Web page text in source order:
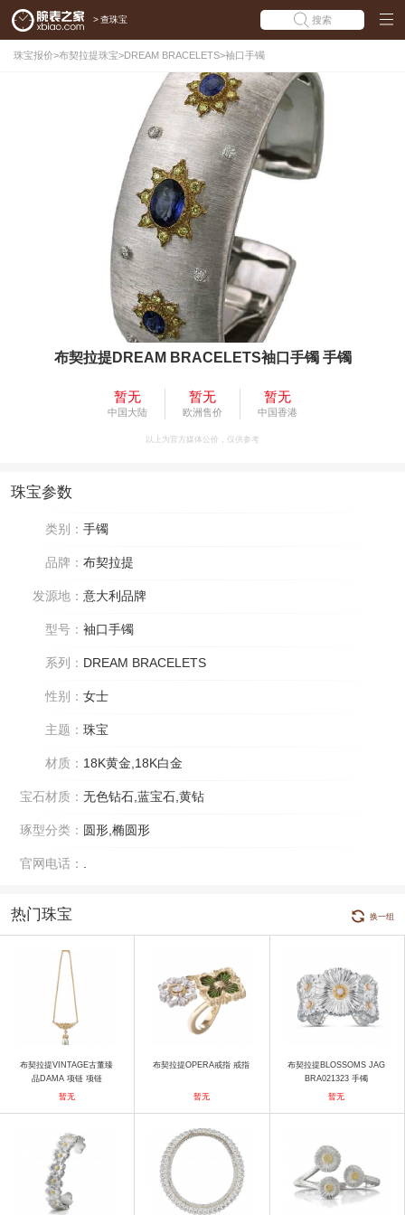
> 查珠宝 搜索
珠宝报价>布契拉提珠宝>DREAM BRACELETS>袖口手镯
布契拉提DREAM BRACELETS袖口手镯 手镯
暂无
中国大陆
暂无
欧洲售价
暂无
中国香港
以上为官方媒体公价，仅供参考
珠宝参数
类别： 手镯
品牌： 布契拉提
发源地： 意大利品牌
型号： 袖口手镯
系列： DREAM BRACELETS
性别： 女士
主题： 珠宝
材质： 18K黄金,18K白金
宝石材质： 无色钻石,蓝宝石,黄钻
琢型分类： 圆形,椭圆形
官网电话：
热门珠宝 换一组
布契拉提VINTAGE古董臻
品DAMA 项链 项链
暂无
布契拉提OPERA戒指 戒指
暂无
布契拉提BLOSSOMS JAG
BRA021323 手镯
暂无